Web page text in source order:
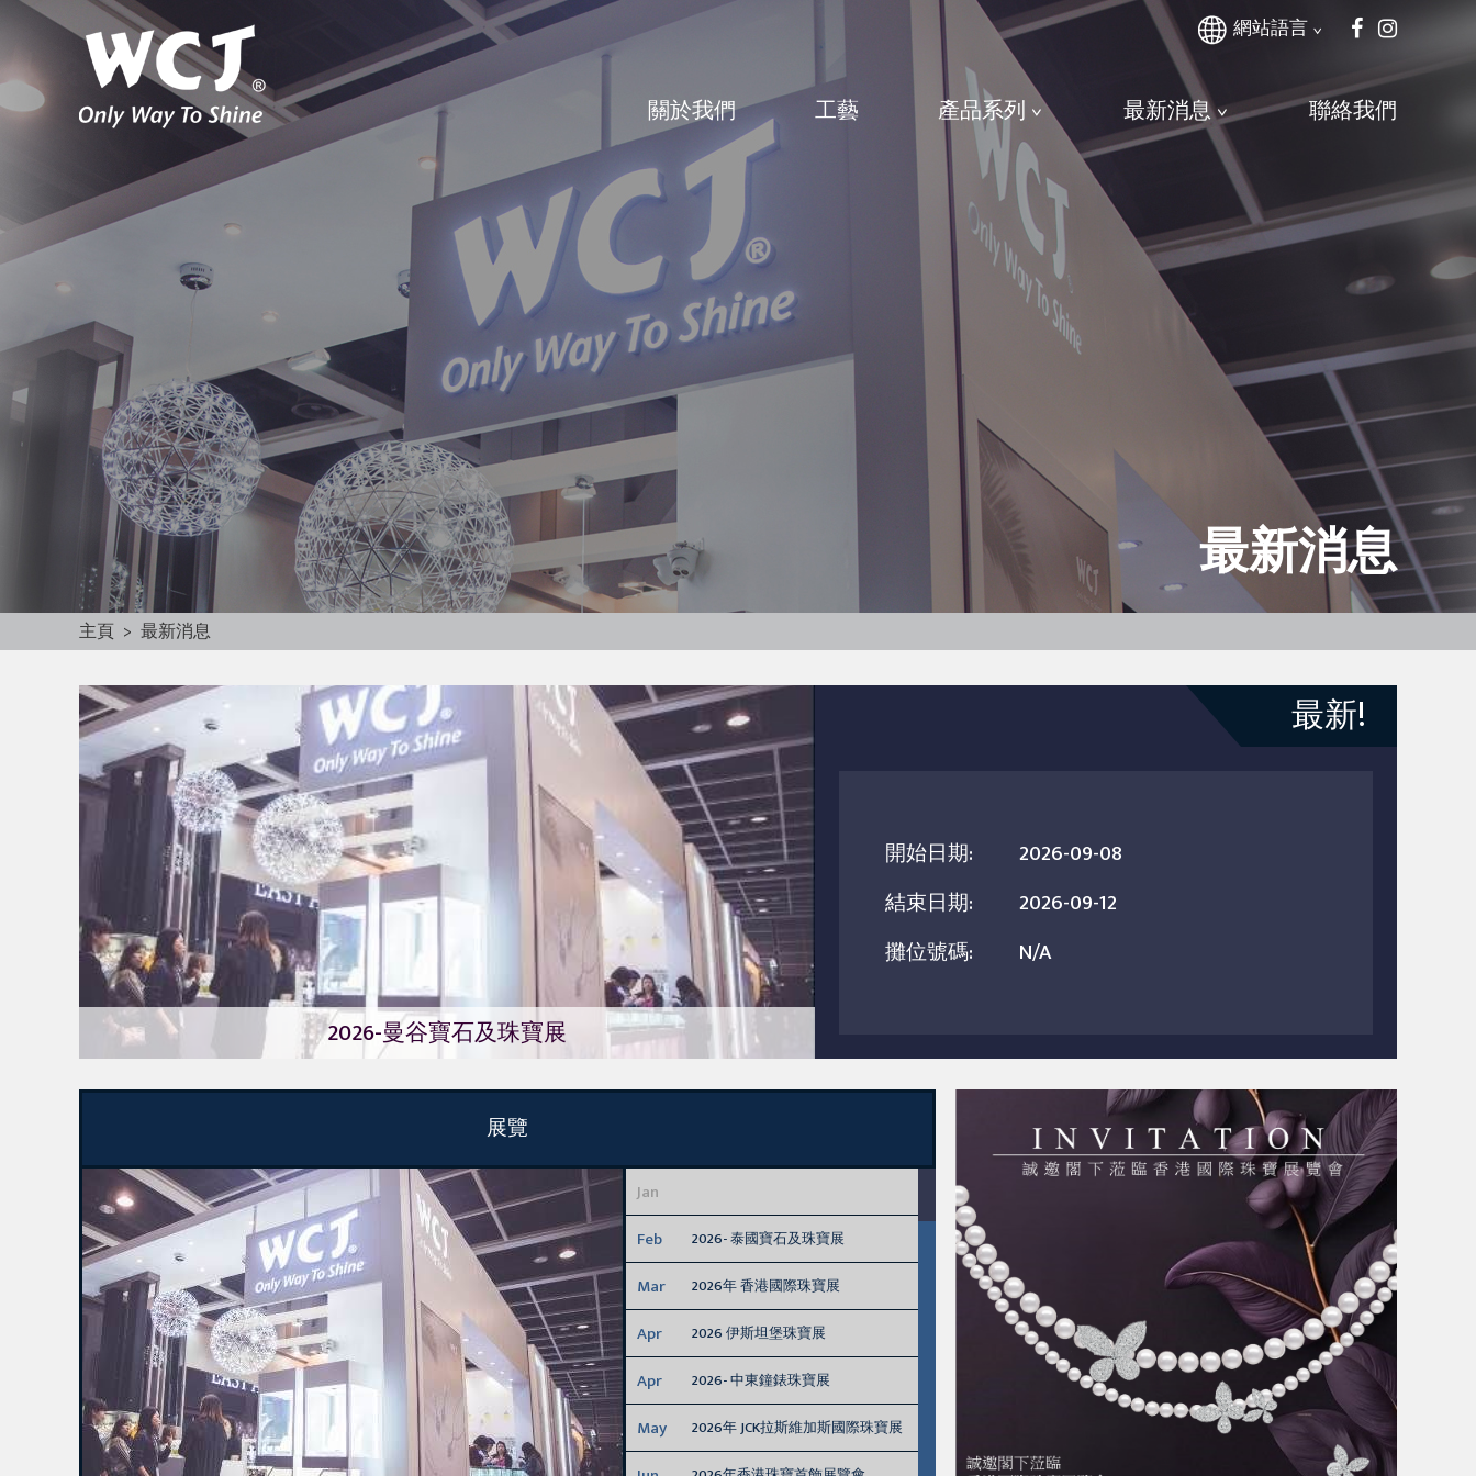
網站語言
關於我們 工藝 產品系列 最新消息 聯絡我們
最新消息
主頁 > 最新消息
2026-曼谷寶石及珠寶展
最新!
開始日期:
2026-09-08
結束日期:
2026-09-12
攤位號碼:
N/A
展覽
Jan
Feb
2026- 泰國寶石及珠寶展
Mar 2026年 香港國際珠寶展
Apr 2026 伊斯坦堡珠寶展
Apr 2026- 中東鐘錶珠寶展
May 2026年 JCK拉斯維加斯國際珠寶展